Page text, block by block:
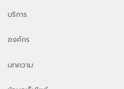
บริการ
องค์กร
บทความ